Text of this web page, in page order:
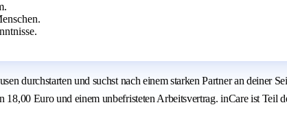
durchstarten und suchst nach einem starken Partner an deiner
Euro und einem unbefristeten Arbeitsvertrag. inCare ist Teil